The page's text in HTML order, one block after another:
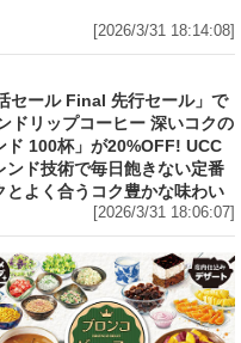
[2026/3/31 18:14:08]
セール Final 先行セール」で
ドリップコーヒー 深いコクの
ド 100杯」が20%OFF! UCC
ンド技術で毎日飽きない定番
とよく合うコク豊かな味わい
[2026/3/31 18:06:07]